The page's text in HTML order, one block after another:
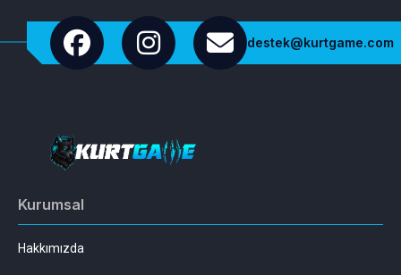
destek@kurtgame.com
Kurumsal
Hakkımızda